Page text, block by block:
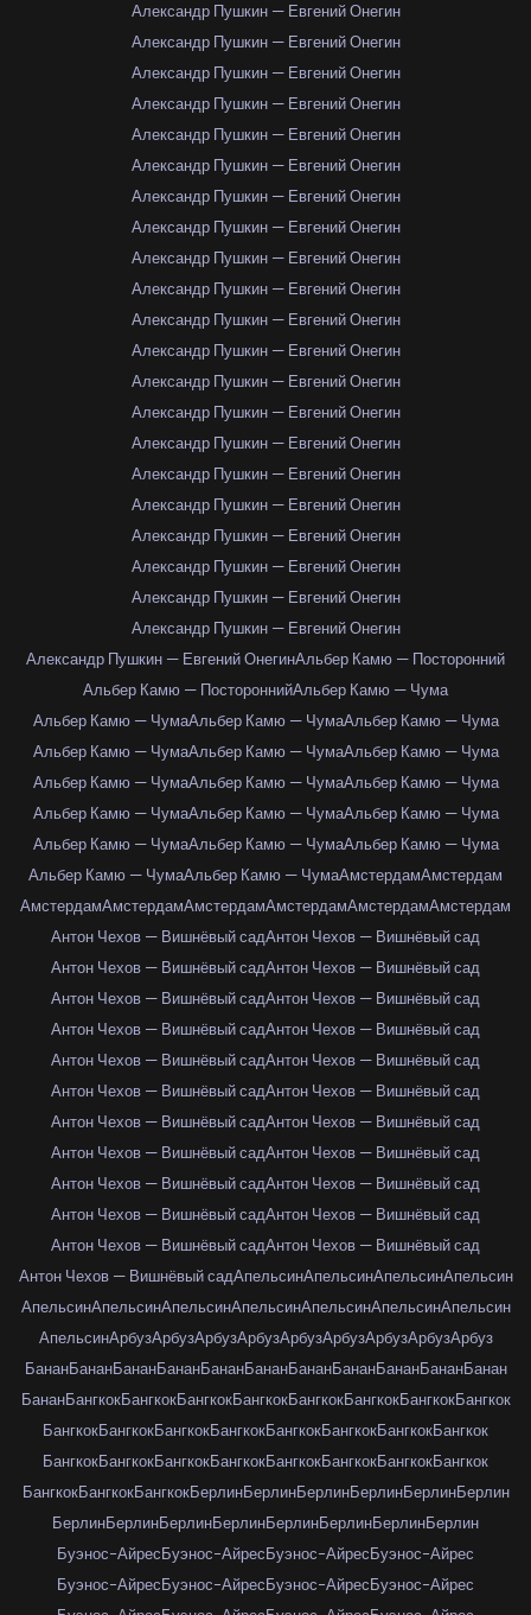
Александр Пушкин — Евгений Онегин
Александр Пушкин — Евгений Онегин
Александр Пушкин — Евгений Онегин
Александр Пушкин — Евгений Онегин
Александр Пушкин — Евгений Онегин
Александр Пушкин — Евгений Онегин
Александр Пушкин — Евгений Онегин
Александр Пушкин — Евгений Онегин
Александр Пушкин — Евгений Онегин
Александр Пушкин — Евгений Онегин
Александр Пушкин — Евгений Онегин
Александр Пушкин — Евгений Онегин
Александр Пушкин — Евгений Онегин
Александр Пушкин — Евгений Онегин
Александр Пушкин — Евгений Онегин
Александр Пушкин — Евгений Онегин
Александр Пушкин — Евгений Онегин
Александр Пушкин — Евгений Онегин
Александр Пушкин — Евгений Онегин
Александр Пушкин — Евгений Онегин
Александр Пушкин — Евгений Онегин
Александр Пушкин — Евгений ОнегинАльбер Камю — Посторонний
Альбер Камю — ПостороннийАльбер Камю — Чума
Альбер Камю — ЧумаАльбер Камю — ЧумаАльбер Камю — Чума
Альбер Камю — ЧумаАльбер Камю — ЧумаАльбер Камю — Чума
Альбер Камю — ЧумаАльбер Камю — ЧумаАльбер Камю — Чума
Альбер Камю — ЧумаАльбер Камю — ЧумаАльбер Камю — Чума
Альбер Камю — ЧумаАльбер Камю — ЧумаАльбер Камю — Чума
Альбер Камю — ЧумаАльбер Камю — ЧумаАмстердамАмстердам
АмстердамАмстердамАмстердамАмстердамАмстердамАмстердам
Антон Чехов — Вишнёвый садАнтон Чехов — Вишнёвый сад
Антон Чехов — Вишнёвый садАнтон Чехов — Вишнёвый сад
Антон Чехов — Вишнёвый садАнтон Чехов — Вишнёвый сад
Антон Чехов — Вишнёвый садАнтон Чехов — Вишнёвый сад
Антон Чехов — Вишнёвый садАнтон Чехов — Вишнёвый сад
Антон Чехов — Вишнёвый садАнтон Чехов — Вишнёвый сад
Антон Чехов — Вишнёвый садАнтон Чехов — Вишнёвый сад
Антон Чехов — Вишнёвый садАнтон Чехов — Вишнёвый сад
Антон Чехов — Вишнёвый садАнтон Чехов — Вишнёвый сад
Антон Чехов — Вишнёвый садАнтон Чехов — Вишнёвый сад
Антон Чехов — Вишнёвый садАнтон Чехов — Вишнёвый сад
Антон Чехов — Вишнёвый садАпельсинАпельсинАпельсинАпельсин
АпельсинАпельсинАпельсинАпельсинАпельсинАпельсинАпельсин
АпельсинАрбузАрбузАрбузАрбузАрбузАрбузАрбузАрбузАрбуз
БананБананБананБананБананБананБананБананБананБананБанан
БананБангкокБангкокБангкокБангкокБангкокБангкокБангкокБангкок
БангкокБангкокБангкокБангкокБангкокБангкокБангкокБангкок
БангкокБангкокБангкокБангкокБангкокБангкокБангкокБангкок
БангкокБангкокБангкокБерлинБерлинБерлинБерлинБерлинБерлин
БерлинБерлинБерлинБерлинБерлинБерлинБерлинБерлин
Буэнос-АйресБуэнос-АйресБуэнос-АйресБуэнос-Айрес
Буэнос-АйресБуэнос-АйресБуэнос-АйресБуэнос-Айрес